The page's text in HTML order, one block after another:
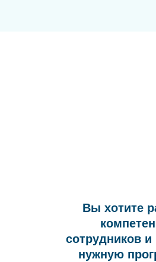
Вы хотите
сотрудников
нужную